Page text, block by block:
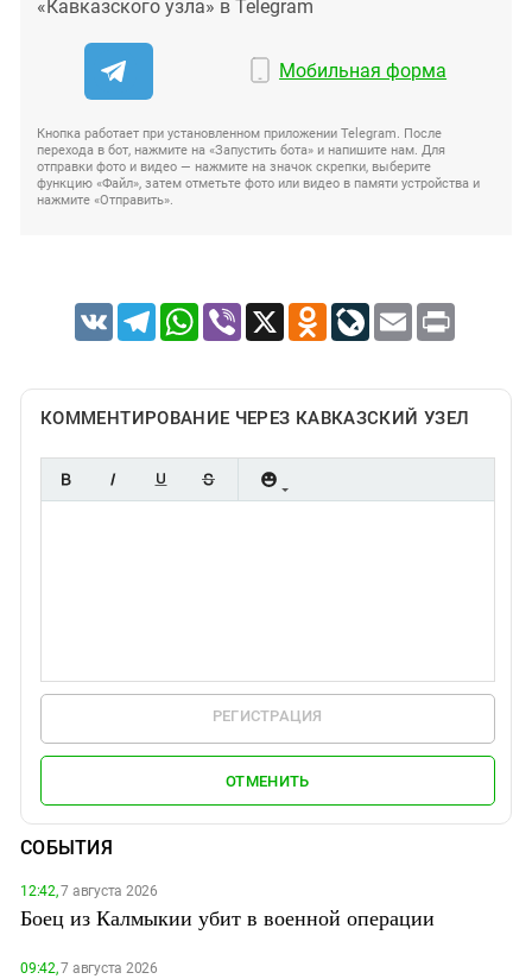
«Кавказского узла» в Telegram
Мобильная форма
Кнопка работает при установленном приложении Telegram. После
перехода в бот, нажмите на «Запустить бота» и напишите нам. Для
отправки фото и видео — нажмите на значок скрепки, выберите
функцию «Файл», затем отметьте фото или видео в памяти устройства и
нажмите «Отправить».
VK TelegramWhatsApp
Viber X Odnoklassniki
LiveJournal
Email Print
КОММЕНТИРОВАНИЕ ЧЕРЕЗ КАВКАЗСКИЙ УЗЕЛ
РЕГИСТРАЦИЯ
ОТМЕНИТЬ
СОБЫТИЯ
12:42,7 августа 2026
Боец из Калмыкии убит в военной операции
09:42,7 августа 2026